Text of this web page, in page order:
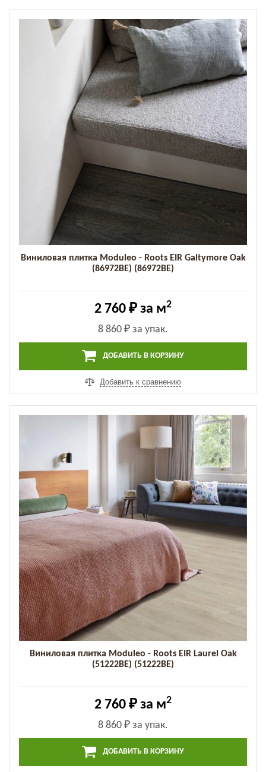
Виниловая плитка Moduleo - Roots EIR Galtymore Oak
(86972BE) (86972BE)
2 760 ₽ за м2
8 860 ₽ за упак.
ДОБАВИТЬ В КОРЗИНУ
Добавить к сравнению
Виниловая плитка Moduleo - Roots EIR Laurel Oak
(51222BE) (51222BE)
2 760 ₽ за м2
8 860 ₽ за упак.
ДОБАВИТЬ В КОРЗИНУ